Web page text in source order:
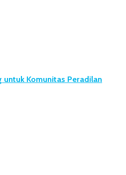
untuk Komunitas Peradilan